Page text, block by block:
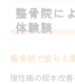
整骨院に
体験談
整骨院で変わる
慢性痛の根本改